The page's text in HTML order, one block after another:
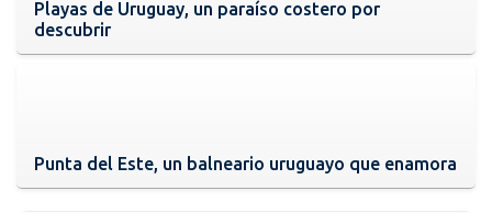
Playas de Uruguay, un paraíso costero por
descubrir
Punta del Este, un balneario uruguayo que enamora